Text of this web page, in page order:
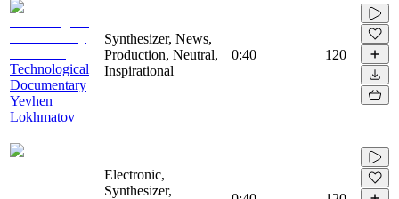
Technological
Documentary
Yevhen
Lokhmatov
Synthesizer, News,
Production, Neutral,
Inspirational
0:40 120
Electronic,
Synthesizer,